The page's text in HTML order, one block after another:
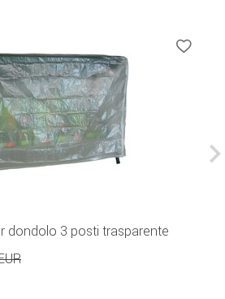
dondolo 3 posti trasparente